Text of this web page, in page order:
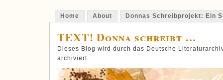
Home About Donnas Schreibprojekt: Ein
TEXT! Donna schreibt …
Dieses Blog wird durch das Deutsche
archiviert.